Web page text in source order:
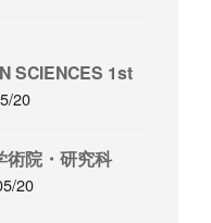
SCIENCES 1st
20
院・研究科
20